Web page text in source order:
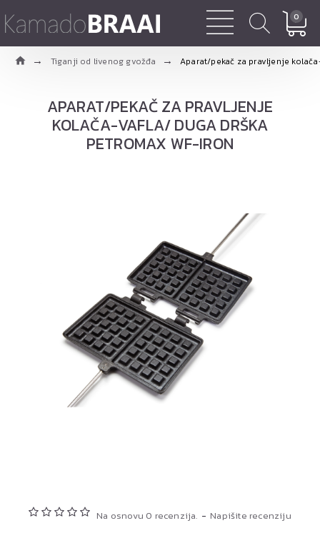
0
Tiganji od livenog gvožđa Aparat/pekač za pravljenje
APARAT/PEKAČ ZA PRAVLJENJE
KOLAČA-VAFLA/ DUGA DRŠKA
PETROMAX WF-IRON
Na osnovu 0 recenzija. - Napišite recenziju